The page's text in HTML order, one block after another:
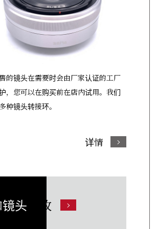
的镜头在需要时会由厂家认证的工厂
，您可以在购买前在店内试用。我们
种镜头转接环。
详情
头 回收